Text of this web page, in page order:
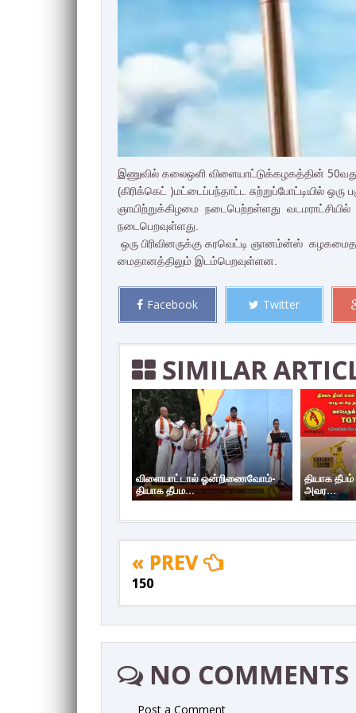
இணுவில் கலைஒளி விளையாட்டுக்கழகத்தின்
(கிரிக்கெட் )மட்டைப்பந்தாட்ட சுற்றுப்போட்டியில்
ஞாயிற்றுக்கிழமை நடைபெற்றள்ளது
நடைபெறவுள்ளது.
ஒரு பிரிவினருக்கு கரவெட்டி ஞானம்ன்ஸ்
மைதானத்திலும் இடம்பெறவுள்ளன.
Facebook Twitter
SIMILAR
விளையாட்டால் ஓன்றிணைவோம்-
தியாக தீபம...
தியாக
அவர...
« PREV
150
NO COMMENTS
Post a Comment